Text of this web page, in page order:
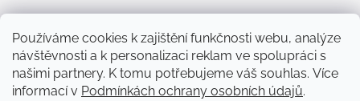
Používáme cookies k zajištění funkčnosti webu, analýze
návštěvnosti a k personalizaci reklam ve spolupráci s
našimi partnery. K tomu potřebujeme váš souhlas. Více
informací v Podmínkách ochrany osobních údajů.
Přijímáme online platby